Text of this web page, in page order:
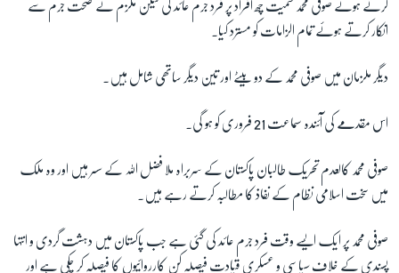
کرتے ہوئے صوفی محمد سمیت چھ افراد پر فرد جرم عائد کی لیکن ملزم نے صحت جرم سے
انکار کرتے ہوئے تمام الزامات کو مسترد کیا۔
دیگر ملزمان میں صوفی محمد کے دو بیٹے اور تین دیگر ساتھی شامل ہیں۔
اس مقدمے کی آئندہ سماعت 21 فروری کو ہو گی۔
صوفی محمد کالعدم تحریک طالبان پاکستان کے سربراہ ملا فضل اللہ کے سسر ہیں اور وہ ملک
میں سخت اسلامی نظام کے نفاذ کا مطالبہ کرتے رہے ہیں۔
صوفی محمد پر ایک ایسے وقت فرد جرم عائد کی گئی ہے جب پاکستان میں دہشت گردی و انتہا
پسندی کے خلاف سیاسی و عسکری قیادت فیصلہ کن کارروائیوں کا فیصلہ کر چکی ہے اور